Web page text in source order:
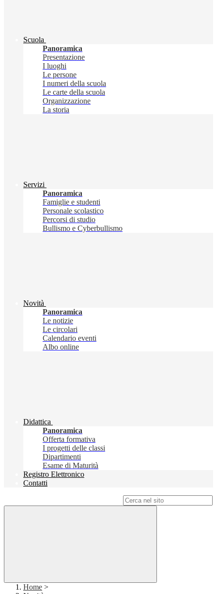
Scuola
Panoramica
Presentazione
I luoghi
Le persone
I numeri della scuola
Le carte della scuola
Organizzazione
La storia
Servizi
Panoramica
Famiglie e studenti
Personale scolastico
Percorsi di studio
Bullismo e Cyberbullismo
Novità
Panoramica
Le notizie
Le circolari
Calendario eventi
Albo online
Didattica
Panoramica
Offerta formativa
I progetti delle classi
Dipartimenti
Esame di Maturità
Registro Elettronico
Contatti
Home >